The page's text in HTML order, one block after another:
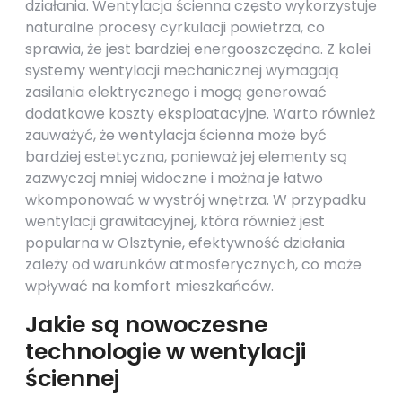
działania. Wentylacja ścienna często wykorzystuje
naturalne procesy cyrkulacji powietrza, co
sprawia, że jest bardziej energooszczędna. Z kolei
systemy wentylacji mechanicznej wymagają
zasilania elektrycznego i mogą generować
dodatkowe koszty eksploatacyjne. Warto również
zauważyć, że wentylacja ścienna może być
bardziej estetyczna, ponieważ jej elementy są
zazwyczaj mniej widoczne i można je łatwo
wkomponować w wystrój wnętrza. W przypadku
wentylacji grawitacyjnej, która również jest
popularna w Olsztynie, efektywność działania
zależy od warunków atmosferycznych, co może
wpływać na komfort mieszkańców.
Jakie są nowoczesne
technologie w wentylacji
ściennej